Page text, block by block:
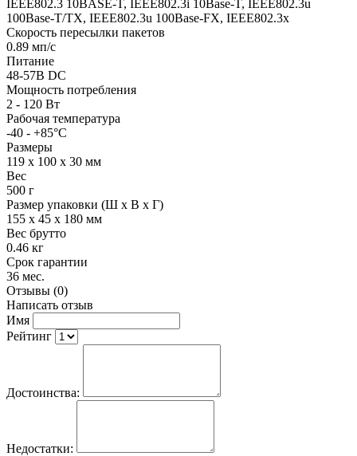
IEEE802.3 10BASE-T, IEEE802.3i 10Base-T, IEEE802.3u
100Base-T/TX, IEEE802.3u 100Base-FX, IEEE802.3x
Скорость пересылки пакетов
0.89 мп/с
Питание
48-57В DC
Мощность потребления
2 - 120 Вт
Рабочая температура
-40 - +85°C
Размеры
119 х 100 х 30 мм
Вес
500 г
Размер упаковки (Ш х В х Г)
155 x 45 x 180 мм
Вес брутто
0.46 кг
Срок гарантии
36 мес.
Отзывы (0)
Написать отзыв
Имя
Рейтинг
Достоинства:
Недостатки: